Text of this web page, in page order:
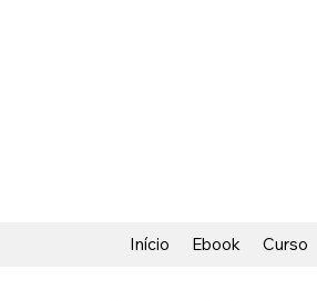
Início Ebook Curso